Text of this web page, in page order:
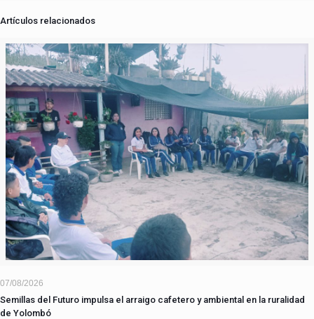
Artículos relacionados
07/08/2026
Semillas del Futuro impulsa el arraigo cafetero y ambiental en la ruralidad
de Yolombó